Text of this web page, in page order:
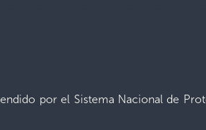
por el Sistema Nacional de